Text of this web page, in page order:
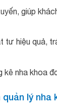
giúp
tư hiệu quả,
nha khoa
quản lý